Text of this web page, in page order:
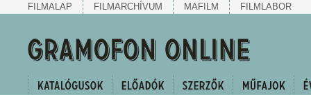
FILMALAP FILMARCHÍVUM MAFILM FILMLABOR